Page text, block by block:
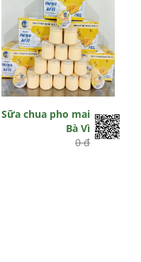
Sữa chua pho mai
Bà Vì
0 đ